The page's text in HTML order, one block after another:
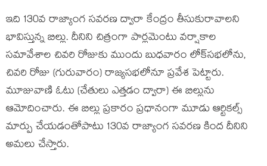
ఇది 130వ రాజ్యాంగ సవరణ ద్వారా కేంద్రం తీసుకురావాలని
భావిస్తున్న బిల్లు. దీనిని చిత్రంగా పార్లమెంటు వర్షాకాల
సమావేశాల చివరి రోజుకు ముందు బుధవారం లోక్‌సభలోను,
చివరి రోజు (గురువారం) రాజ్యసభలోనూ ప్రవేశ పెట్టారు.
మూజువాణి ఓటు (చేతులు ఎత్తడం ద్వారా) ఈ బిల్లును
ఆమోదించారు. ఈ బిల్లు ప్రకారం ప్రధానంగా మూడు ఆర్టికల్స్
మార్పు చేయడంతోపాటు 130వ రాజ్యాంగ సవరణ కింద దీనిని
అమలు చేస్తారు.